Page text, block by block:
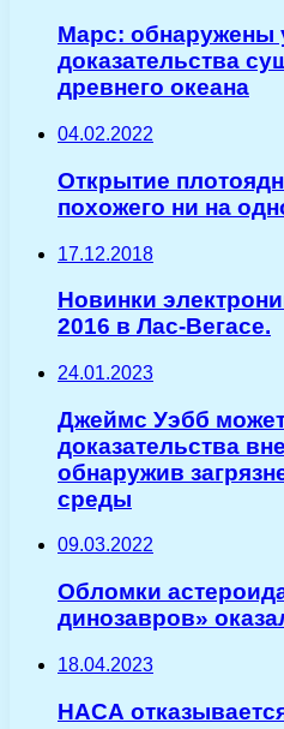
Марс: обнаружены
доказательства
древнего океана
04.02.2022
Открытие
похожего ни на
17.12.2018
Новинки
2016 в Лас-Вегасе.
24.01.2023
Джеймс Уэбб
доказательства
обнаружив
среды
09.03.2022
Обломки
динозавров»
18.04.2023
НАСА